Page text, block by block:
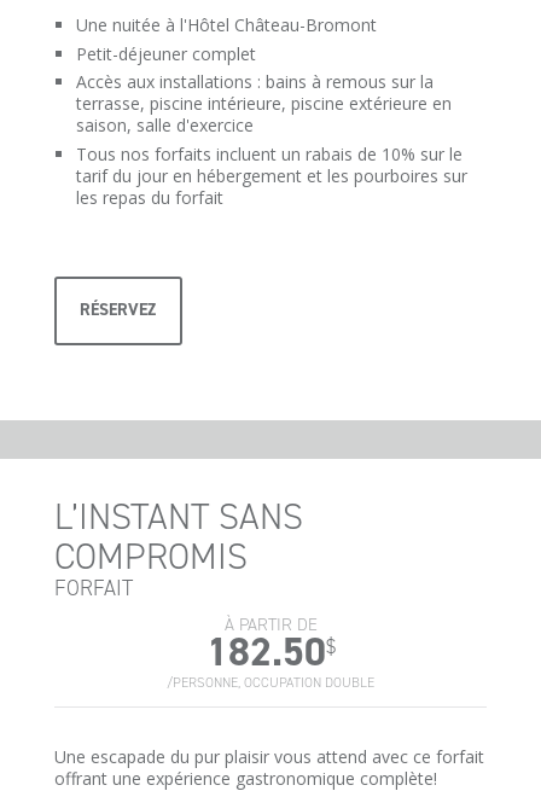
Une nuitée à l'Hôtel Château-Bromont
Petit-déjeuner complet
Accès aux installations : bains à remous sur la
terrasse, piscine intérieure, piscine extérieure en
saison, salle d'exercice
Tous nos forfaits incluent un rabais de 10% sur le
tarif du jour en hébergement et les pourboires sur
les repas du forfait
RÉSERVEZ
L’INSTANT SANS
COMPROMIS
FORFAIT
À PARTIR DE
182.50$
/PERSONNE, OCCUPATION DOUBLE
Une escapade du pur plaisir vous attend avec ce forfait
offrant une expérience gastronomique complète!